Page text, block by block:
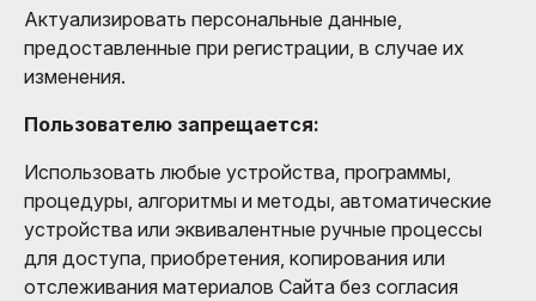
Актуализировать персональные данные,
предоставленные при регистрации, в случае их
изменения.
Пользователю запрещается:
Использовать любые устройства, программы,
процедуры, алгоритмы и методы, автоматические
устройства или эквивалентные ручные процессы
для доступа, приобретения, копирования или
отслеживания материалов Сайта без согласия